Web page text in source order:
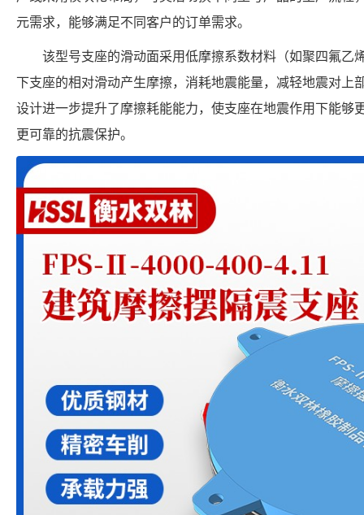
元需求，能够满足不同客户的订单需求。
该型号支座的滑动面采用低摩擦系数材料（如聚四氟乙
下支座的相对滑动产生摩擦，消耗地震能量，减轻地震对上
设计进一步提升了摩擦耗能能力，使支座在地震作用下能够
更可靠的抗震保护。